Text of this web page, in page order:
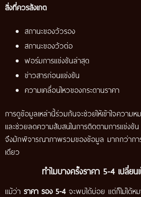
สิ่งที่ควรสังเกต
สถานะของวัวรอง
สถานะของวัวต่อ
ฟอร์มการแข่งขันล่าสุด
ข่าวสารก่อนแข่งขัน
ความเคลื่อนไหวของกระดานราคา
การดูข้อมูลเหล่านี้ร่วมกันจะช่วยให้เข้าใจความห
และช่วยลดความสับสนในการติดตามการแข่ง
จึงมักพิจารณาภาพรวมของข้อมูล มากกว่ากา
เดียว
ทำไมบางครั้งราคา 5-4 เปลี่ยน
แม้ว่า ราคา รอง 5-4 จะพบได้บ่อย แต่ก็ไม่ได้